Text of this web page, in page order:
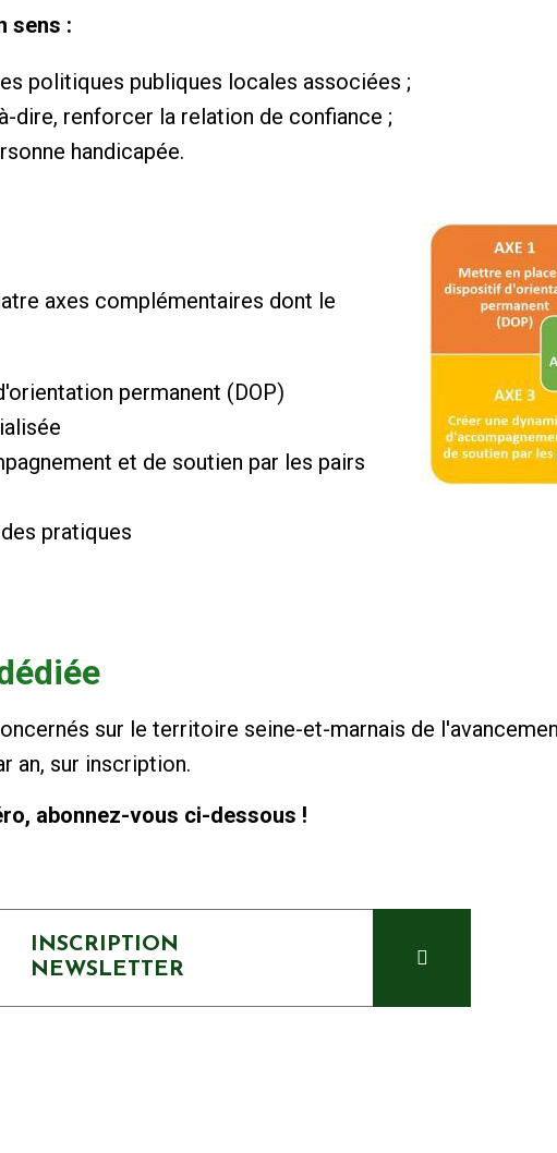
sens :
politiques publiques locales associées ;
dire, renforcer la relation de confiance ;
handicapée.
axes complémentaires dont le
permanent (DOP)
et de soutien par les pairs
pratiques
sur le territoire seine-et-marnais de
an, sur inscription.
abonnez-vous ci-dessous !
INSCRIPTION
NEWSLETTER